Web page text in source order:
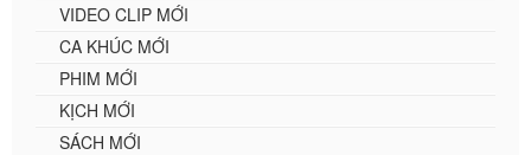
VIDEO CLIP MỚI
CA KHÚC MỚI
PHIM MỚI
KỊCH MỚI
SÁCH MỚI